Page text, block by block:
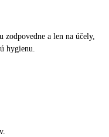
a len na účely,
hygienu.